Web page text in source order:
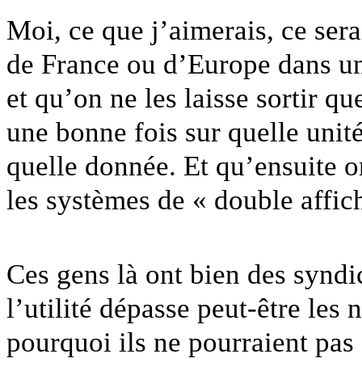
Moi, ce que j’aimerais, ce
de France ou d’Europe dans
et qu’on ne les laisse sortir
une bonne fois sur quelle
quelle donnée. Et qu’ensuite
les systèmes de « double
Ces gens là ont bien des
l’utilité dépasse peut-être les
pourquoi ils ne pourraient